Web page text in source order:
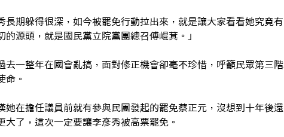
長期躲得很深，如今被罷免行動拉出來，就是讓大家看看她究竟
的源頭，就是國民黨立院黨團總召傅崐萁。」
去一整年在國會亂搞，面對修正機會卻毫不珍惜，呼籲民眾第三
命。
她在擔任議員前就有參與民團發起的罷免蔡正元，沒想到十年後還
大了，這次一定要讓李彥秀被高票罷免。